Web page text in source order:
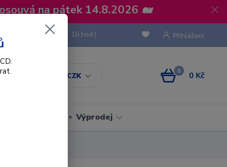
na pátek 14.8.2026 🐋
CZK
Přihlášení
(Po-Pá, 8 - 16 hod.)
0 0 Kč
Výprodej